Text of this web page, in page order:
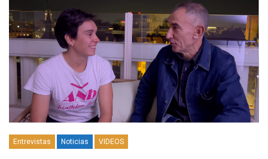
Entrevistas Noticias VIDEOS